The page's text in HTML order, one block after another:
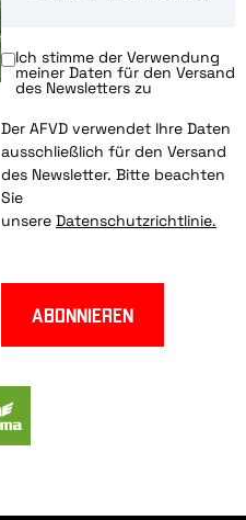
Ich stimme der Verwendung
meiner Daten für den Versand
des Newsletters zu
Der AFVD verwendet Ihre Daten
ausschließlich für den Versand
des Newsletter. Bitte beachten
Sie
unsere Datenschutzrichtlinie.
Abonnieren